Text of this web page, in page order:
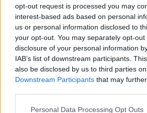
opt-out request is processed you may
interest-based ads based on personal
us or personal information disclosed to
your opt-out. You may separately opt-
disclosure of your personal information
IAB’s list of downstream participants.
also be disclosed by us to third parties
Downstream Participants that may
Personal Data Processing Opt Outs